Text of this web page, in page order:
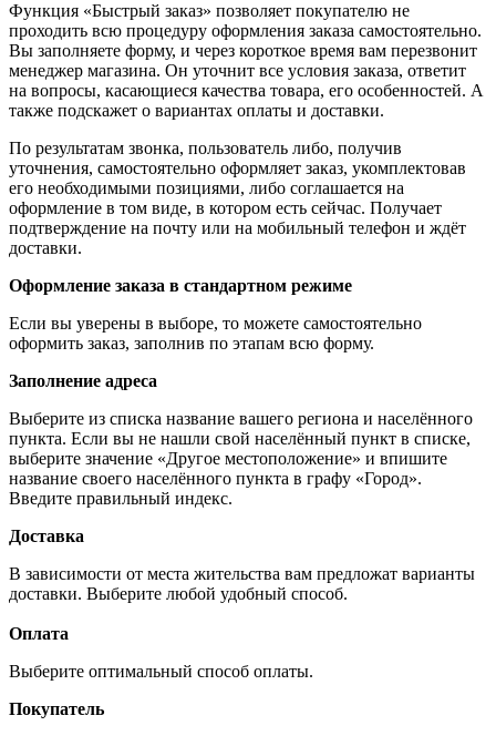
Функция «Быстрый заказ» позволяет покупателю не
проходить всю процедуру оформления заказа самостоятельно.
Вы заполняете форму, и через короткое время вам перезвонит
менеджер магазина. Он уточнит все условия заказа, ответит
на вопросы, касающиеся качества товара, его особенностей. А
также подскажет о вариантах оплаты и доставки.
По результатам звонка, пользователь либо, получив
уточнения, самостоятельно оформляет заказ, укомплектовав
его необходимыми позициями, либо соглашается на
оформление в том виде, в котором есть сейчас. Получает
подтверждение на почту или на мобильный телефон и ждёт
доставки.
Оформление заказа в стандартном режиме
Если вы уверены в выборе, то можете самостоятельно
оформить заказ, заполнив по этапам всю форму.
Заполнение адреса
Выберите из списка название вашего региона и населённого
пункта. Если вы не нашли свой населённый пункт в списке,
выберите значение «Другое местоположение» и впишите
название своего населённого пункта в графу «Город».
Введите правильный индекс.
Доставка
В зависимости от места жительства вам предложат варианты
доставки. Выберите любой удобный способ.
Оплата
Выберите оптимальный способ оплаты.
Покупатель